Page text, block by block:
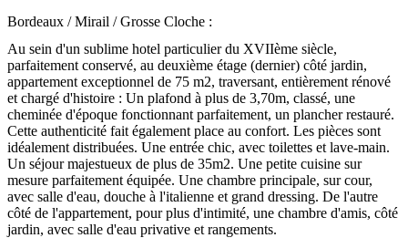
Bordeaux / Mirail / Grosse Cloche :
Au sein d'un sublime hotel particulier du XVIIème siècle,
parfaitement conservé, au deuxième étage (dernier) côté jardin,
appartement exceptionnel de 75 m2, traversant, entièrement rénové
et chargé d'histoire : Un plafond à plus de 3,70m, classé, une
cheminée d'époque fonctionnant parfaitement, un plancher restauré.
Cette authenticité fait également place au confort. Les pièces sont
idéalement distribuées. Une entrée chic, avec toilettes et lave-main.
Un séjour majestueux de plus de 35m2. Une petite cuisine sur
mesure parfaitement équipée. Une chambre principale, sur cour,
avec salle d'eau, douche à l'italienne et grand dressing. De l'autre
côté de l'appartement, pour plus d'intimité, une chambre d'amis, côté
jardin, avec salle d'eau privative et rangements.